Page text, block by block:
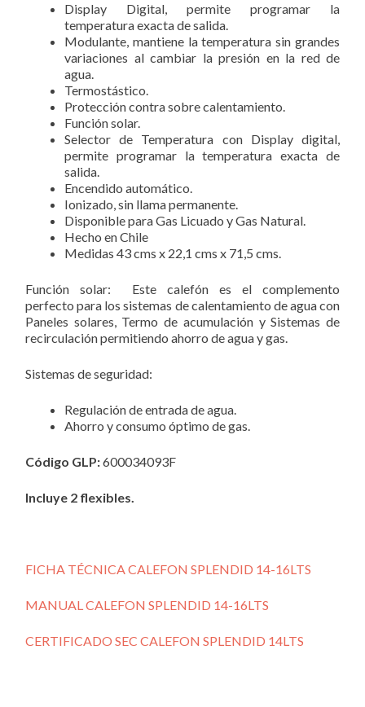
Display Digital, permite programar la
temperatura exacta de salida.
Modulante, mantiene la temperatura sin grandes
variaciones al cambiar la presión en la red de
agua.
Termostástico.
Protección contra sobre calentamiento.
Función solar.
Selector de Temperatura con Display digital,
permite programar la temperatura exacta de
salida.
Encendido automático.
Ionizado, sin llama permanente.
Disponible para Gas Licuado y Gas Natural.
Hecho en Chile
Medidas 43 cms x 22,1 cms x 71,5 cms.
Función solar: Este calefón es el complemento
perfecto para los sistemas de calentamiento de agua con
Paneles solares, Termo de acumulación y Sistemas de
recirculación permitiendo ahorro de agua y gas.
Sistemas de seguridad:
Regulación de entrada de agua.
Ahorro y consumo óptimo de gas.
Código GLP:600034093F
Incluye 2 flexibles.
FICHA TÉCNICA CALEFON SPLENDID 14-16LTS
MANUAL CALEFON SPLENDID 14-16LTS
CERTIFICADO SEC CALEFON SPLENDID 14LTS